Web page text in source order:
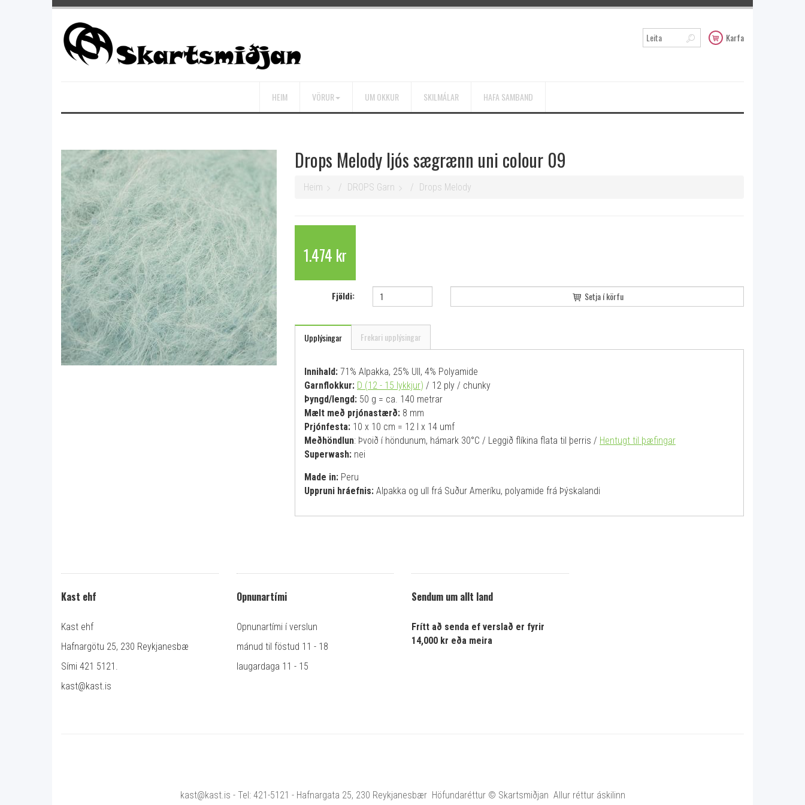
Karfa
HEIM VÖRUR UM OKKUR SKILMÁLAR HAFA SAMBAND
Drops Melody ljós sægrænn uni colour 09
Heim DROPS Garn Drops Melody
1.474 kr
Fjöldi: Setja í körfu
Upplýsingar Frekari upplýsingar
Innihald: 71% Alpakka, 25% Ull, 4% Polyamide
Garnflokkur: D (12 - 15 lykkjur) / 12 ply / chunky
Þyngd/lengd: 50 g = ca. 140 metrar
Mælt með prjónastærð: 8 mm
Prjónfesta: 10 x 10 cm = 12 l x 14 umf
Meðhöndlun: Þvoið í höndunum, hámark 30°C / Leggið flíkina flata til þerris / Hentugt til þæfingar
Superwash: nei
Made in: Peru
Uppruni hráefnis: Alpakka og ull frá Suður Ameríku, polyamide frá Þýskalandi
Kast ehf
Kast ehf
Hafnargötu 25, 230 Reykjanesbæ
Sími 421 5121.
kast@kast.is
Opnunartími
Opnunartími í verslun
mánud til föstud 11 - 18
laugardaga 11 - 15
Sendum um allt land
Frítt að senda ef verslað er fyrir
14,000 kr eða meira
kast@kast.is - Tel: 421-5121 - Hafnargata 25, 230 Reykjanesbær Höfundaréttur © Skartsmiðjan Allur réttur áskilinn